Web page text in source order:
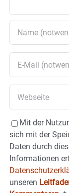
Mit der
sich mit der
Daten durch
Informationen
unseren